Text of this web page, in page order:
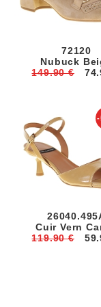
72120
Nubuck
149.90 €
-
Cuir Vern
119.90 €